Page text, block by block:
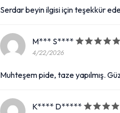
Serdar beyin ilgisi için teşekkür
M*** S****
4/22/2026
Muhteşem pide, taze yapılmış.
K**** D*****